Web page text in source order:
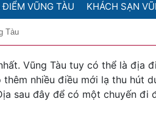
VŨNG TÀU KHÁCH SẠN
Tàu
Vũng Tàu tuy có thể là địa
nhiều điều mới lạ thu hút
sau đây để có một chuyến đi